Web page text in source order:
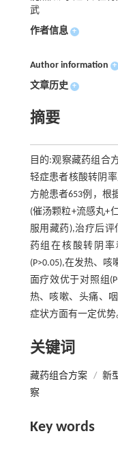
武
作者信息 +
Author information +
文章历史 +
摘要
目的:观察藏药组合
轻症患者核酸转阴
方舱患者653例，根
(催汤颗粒+流感丸+
服用藏药),治疗后
药组在核酸转阴
(P>0.05),在发热、
面疗效优于对照组
热、咳嗽、头痛、
症状方面有一定优势
关键词
藏药组合方案 / 新
察
Key words